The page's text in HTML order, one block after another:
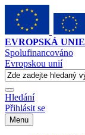
EVROPSKÁ UNIE
Spolufinancováno
Evropskou unií
Hledání
Přihlásit se
Menu